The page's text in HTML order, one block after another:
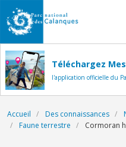
Aller au contenu principal
Téléchargez
l'application officielle du
Fil d'Ariane
Accueil Des connaissances
Faune terrestre
Cormoran